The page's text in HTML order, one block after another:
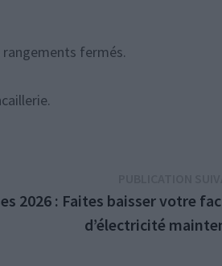
rangements fermés.
2026 : Faites baisser votre
d’électricité